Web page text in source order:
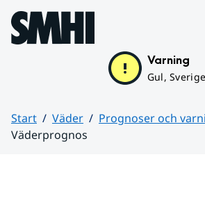
Hoppa till sidans innehåll
Varning
Gul, Sverige
Start Väder
Prognoser och
Väderprognos